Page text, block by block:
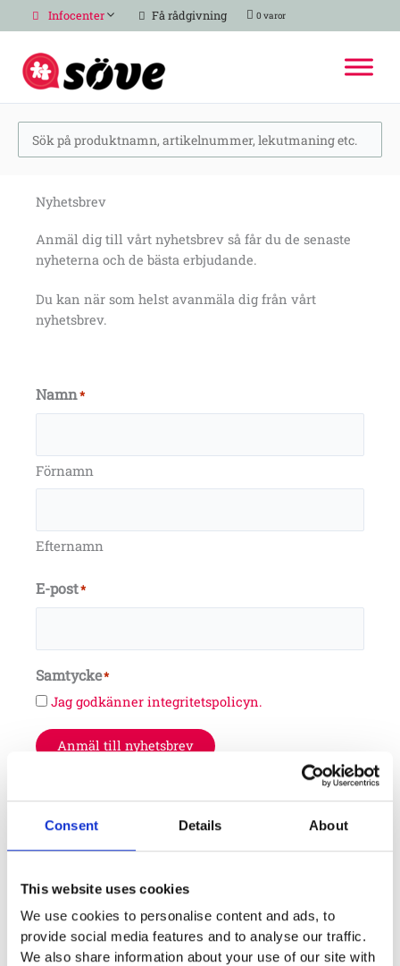
Consent Details About
This website uses cookies
We use cookies to personalise content and ads, to
provide social media features and to analyse our traffic.
We also share information about your use of our site with
Hoppa
till
innehåll
Infocenter Få rådgivning 0 varor
Nyhetsbrev
Anmäl dig till vårt nyhetsbrev så får du de senaste
nyheterna och de bästa erbjudande.
Du kan när som helst avanmäla dig från vårt
nyhetsbrev.
Namn*
Förnamn
Efternamn
E-post*
Samtycke*
Jag godkänner integritetspolicyn.
Anmäl till nyhetsbrev